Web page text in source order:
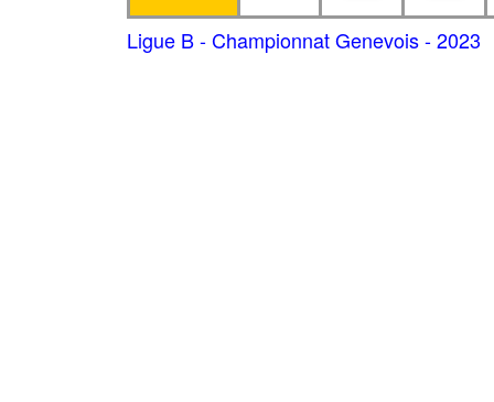
Ligue B - Championnat Genevois - 2023